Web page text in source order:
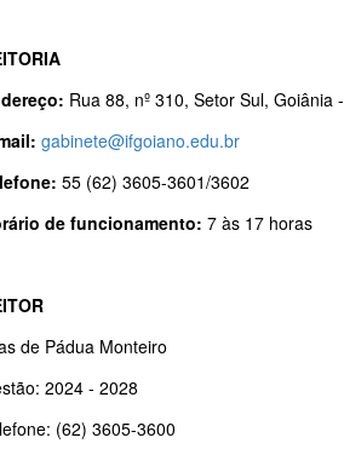
Rua 88, nº 310, Setor Sul, Goiânia
gabinete@ifgoiano.edu.br
55 (62) 3605-3601/3602
de funcionamento: 7 às 17 horas
de Pádua Monteiro
2024 - 2028
(62) 3605-3600